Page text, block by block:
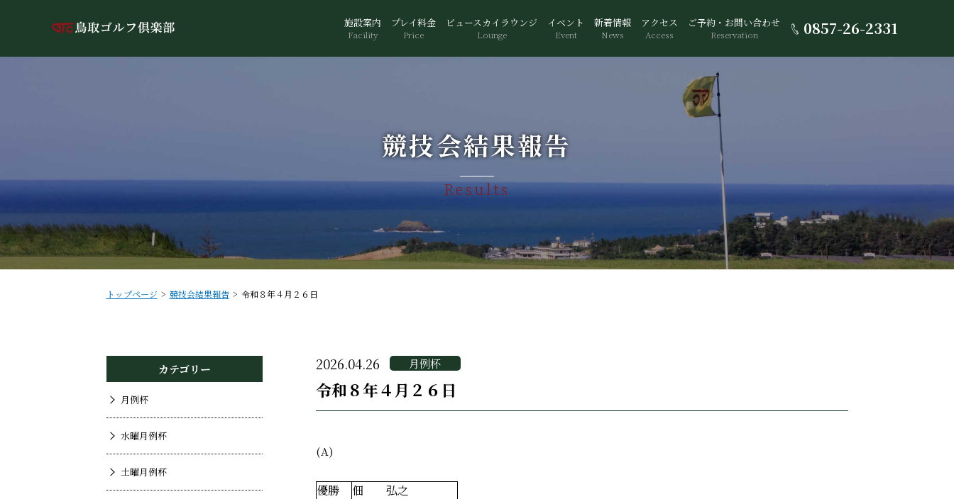
施設案内
Facility
プレイ料金
Price
ビュースカイラウンジ
Lounge
イベント
Event
新着情報
News
アクセス
Access
ご予約・お問い合わせ
Reservation 0857-26-2331
競技会結果報告
Results
トップページ 競技会結果報告 令和８年４月２６日
2026.04.26 月例杯
令和８年４月２６日
(A)
優勝
佃 弘之
カテゴリー
月例杯
水曜月例杯
土曜月例杯